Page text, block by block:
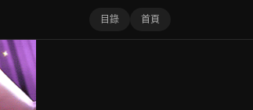
目錄 首頁